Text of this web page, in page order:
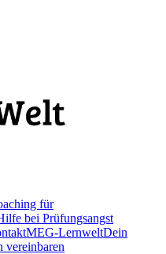
für
bei Prüfungsangst
MEG-LernweltDein
vereinbaren